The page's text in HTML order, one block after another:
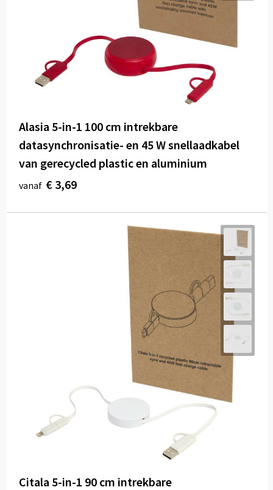
Alasia 5-in-1 100 cm intrekbare
datasynchronisatie- en 45 W snellaadkabel
van gerecycled plastic en aluminium
vanaf € 3,69
Citala 5-in-1 90 cm intrekbare